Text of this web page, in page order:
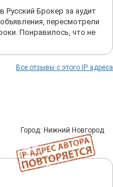
Русский Брокер за аудит
пересмотрели
Понравилось, что не
Все отзывы с этого IP адреса
Город: Нижний Новгород